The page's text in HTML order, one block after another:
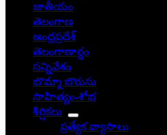
జాతీయం
తెలంగాణ
ఆంధ్రప్రదేశ్
తెలంగాణార్థం
సన్నివేశం
బొమ్మా బొరుసు
సాహిత్యం-శోభ
శీర్షికలు
ప్రత్యేక వ్యాసాలు